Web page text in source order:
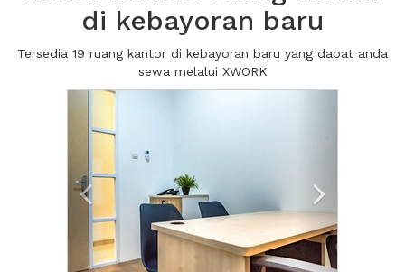
di kebayoran baru
Tersedia 19 ruang kantor di kebayoran baru yang dapat anda
sewa melalui XWORK
Previous